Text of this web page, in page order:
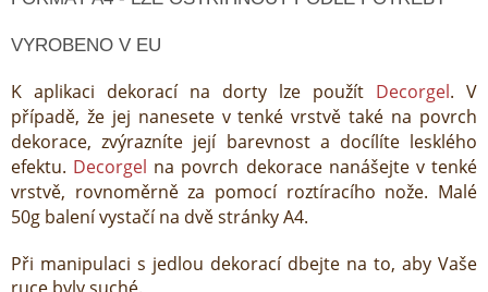
VYROBENO V EU
K aplikaci dekorací na dorty lze použít Decorgel. V
případě, že jej nanesete v tenké vrstvě také na povrch
dekorace, zvýrazníte její barevnost a docílíte lesklého
efektu. Decorgel na povrch dekorace nanášejte v tenké
vrstvě, rovnoměrně za pomocí roztíracího nože. Malé
50g balení vystačí na dvě stránky A4.
Při manipulaci s jedlou dekorací dbejte na to, aby Vaše